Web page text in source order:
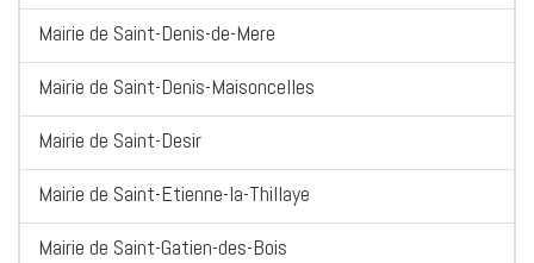
Mairie de Saint-Denis-de-Mere
Mairie de Saint-Denis-Maisoncelles
Mairie de Saint-Desir
Mairie de Saint-Etienne-la-Thillaye
Mairie de Saint-Gatien-des-Bois